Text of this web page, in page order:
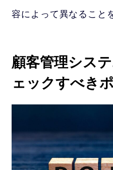
容によって異なること
顧客管理シス
ェックすべき